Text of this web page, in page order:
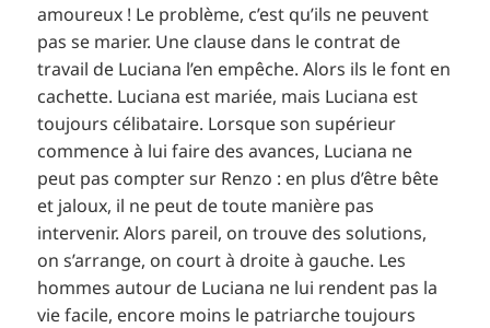
amoureux ! Le problème, c’est qu’ils ne peuvent
pas se marier. Une clause dans le contrat de
travail de Luciana l’en empêche. Alors ils le font en
cachette. Luciana est mariée, mais Luciana est
toujours célibataire. Lorsque son supérieur
commence à lui faire des avances, Luciana ne
peut pas compter sur Renzo : en plus d’être bête
et jaloux, il ne peut de toute manière pas
intervenir. Alors pareil, on trouve des solutions,
on s’arrange, on court à droite à gauche. Les
hommes autour de Luciana ne lui rendent pas la
vie facile, encore moins le patriarche toujours